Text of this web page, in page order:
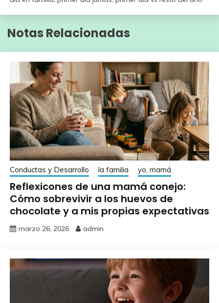
Notas Relacionadas
Conductas y Desarrollo la familia yo, mamá
Reflexicones de una mamá conejo:
Cómo sobrevivir a los huevos de
chocolate y a mis propias expectativas
marzo 26, 2026 admin